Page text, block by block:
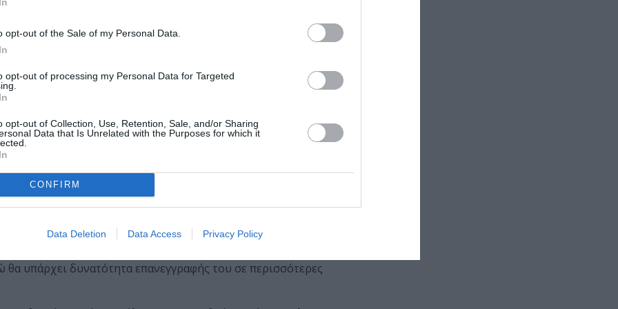
opt-out of the Sale of my Personal Data.
opt-out of processing my Personal Data for Targeted
opt-out of Collection, Use, Retention, Sale, and/or Sharing
Data that Is Unrelated with the Purposes for which it
CONFIRM
Data Deletion Data Access Privacy Policy
Δημιουργικής Μάθησης είναι 20 παιδιά.
δια ζώσης στην γραμματεία των Κέντρων Δημιουργικής Μάθησης με
19:00, ενώ απαιτείται η προσκόμιση πιστοποιητικού οικογενειακής
θα υπάρχει δυνατότητα επανεγγραφής του σε περισσότερες